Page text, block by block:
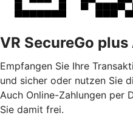
VR SecureGo plus
Empfangen Sie Ihre
und sicher oder nutzen Sie
Auch Online-Zahlungen per
Sie damit frei.